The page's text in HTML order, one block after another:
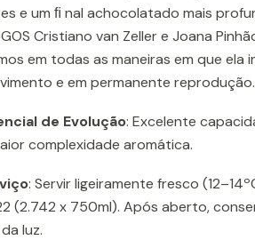
e um ﬁ nal achocolatado mais
Cristiano van Zeller e Joana
em todas as maneiras em que
e em permanente reprodução.
de Evolução: Excelente
complexidade aromática.
: Servir ligeiramente fresco
(2.742 x 750ml). Após aberto,
luz.